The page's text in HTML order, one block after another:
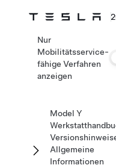
Nur
Mobilitätsservice-
fähige Verfahren
anzeigen
Model Y
Allgemeine
Informationen